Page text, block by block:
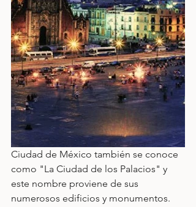
Ciudad de México también se conoce
como "La Ciudad de los Palacios" y
este nombre proviene de sus
numerosos edificios y monumentos.